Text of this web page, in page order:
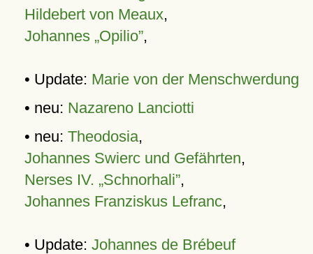
Hildebert von Meaux,
Johannes „Opilio”,
• Update: Marie von der Menschwerdung
• neu: Nazareno Lanciotti
• neu: Theodosia,
Johannes Swierc und Gefährten,
Nerses IV. „Schnorhali”,
Johannes Franziskus Lefranc,
• Update: Johannes de Brébeuf